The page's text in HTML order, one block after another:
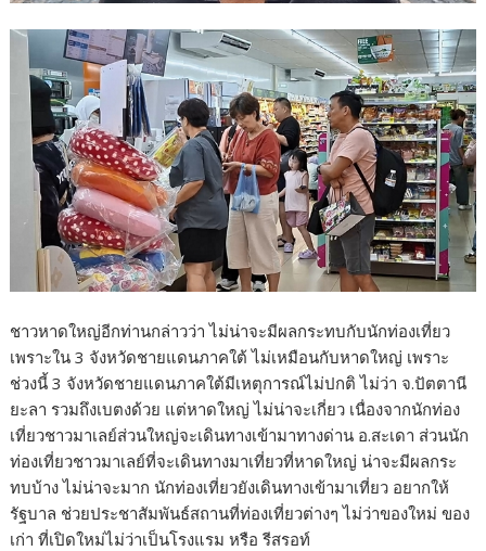
ชาวหาดใหญ่อีกท่านกล่าวว่า ไม่น่าจะมีผลกระทบกับนักท่องเที่ยว
เพราะใน 3 จังหวัดชายแดนภาคใต้ ไม่เหมือนกับหาดใหญ่ เพราะ
ช่วงนี้ 3 จังหวัดชายแดนภาคใต้มีเหตุการณ์ไม่ปกติ ไม่ว่า จ.ปัตตานี
ยะลา รวมถึงเบตงด้วย แต่หาดใหญ่ ไม่น่าจะเกี่ยว เนื่องจากนักท่อง
เที่ยวชาวมาเลย์ส่วนใหญ่จะเดินทางเข้ามาทางด่าน อ.สะเดา ส่วนนัก
ท่องเที่ยวชาวมาเลย์ที่จะเดินทางมาเที่ยวที่หาดใหญ่ น่าจะมีผลกระ
ทบบ้าง ไม่น่าจะมาก นักท่องเที่ยวยังเดินทางเข้ามาเที่ยว อยากให้
รัฐบาล ช่วยประชาสัมพันธ์สถานที่ท่องเที่ยวต่างๆ ไม่ว่าของใหม่ ของ
เก่า ที่เปิดใหม่ไม่ว่าเป็นโรงแรม หรือ รีสรอท์